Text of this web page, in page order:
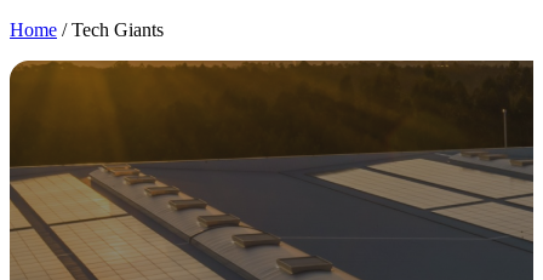
Home / Tech Giants